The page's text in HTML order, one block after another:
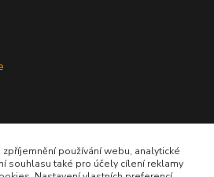
používání webu, analytické
souhlasu také pro účely cílení reklamy